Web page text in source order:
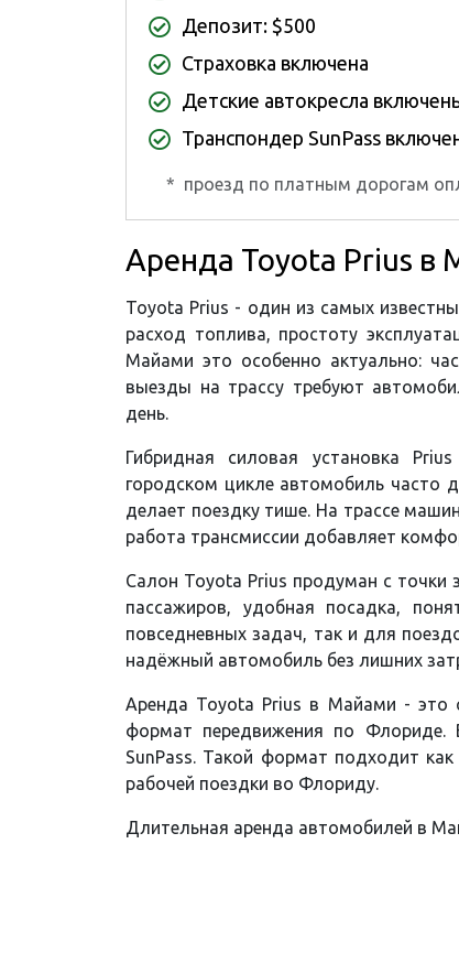
Депозит: $500
Страховка включена
Детские автокресла
Транспондер SunPass
* проезд по платным дорогам
Аренда Toyota Prius в
Toyota Prius - один из самых
расход топлива, простоту
Майами это особенно актуально:
выезды на трассу требуют
день.
Гибридная силовая установка
городском цикле автомобиль часто
делает поездку тише. На трассе
работа трансмиссии добавляет
Салон Toyota Prius продуман с точки
пассажиров, удобная посадка,
повседневных задач, так и для
надёжный автомобиль без лишних
Аренда Toyota Prius в Майами - это
формат передвижения по Флориде.
SunPass. Такой формат подходит
рабочей поездки во Флориду.
Длительная аренда автомобилей в